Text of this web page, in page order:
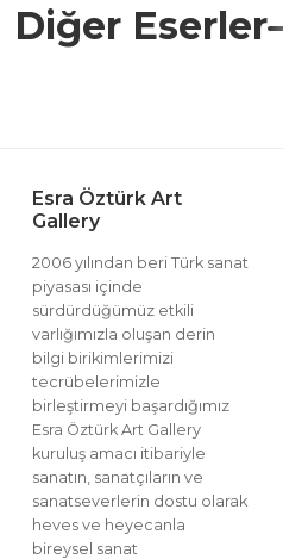
Diğer Eserler
Esra Öztürk Art
Gallery
2006 yılından beri Türk sanat
piyasası içinde
sürdürdüğümüz etkili
varlığımızla oluşan derin
bilgi birikimlerimizi
tecrübelerimizle
birleştirmeyi başardığımız
Esra Öztürk Art Gallery
kuruluş amacı itibariyle
sanatın, sanatçıların ve
sanatseverlerin dostu olarak
heves ve heyecanla
bireysel sanat